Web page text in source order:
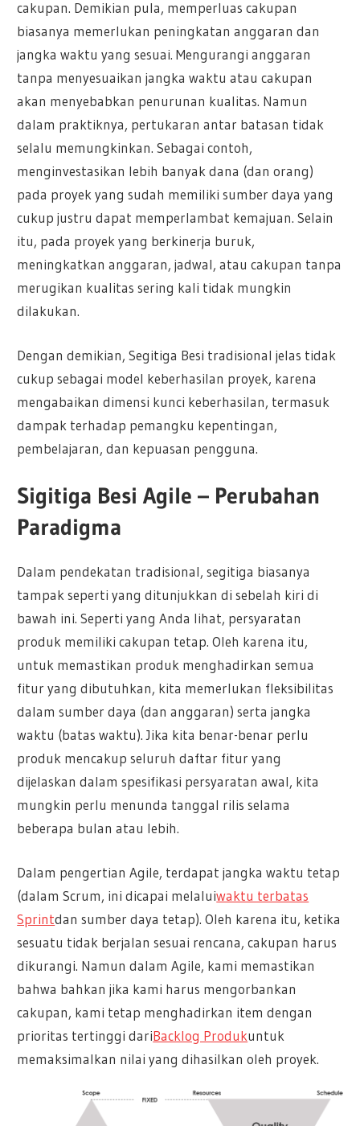
cakupan. Demikian pula, memperluas cakupan
biasanya memerlukan peningkatan anggaran dan
jangka waktu yang sesuai. Mengurangi anggaran
tanpa menyesuaikan jangka waktu atau cakupan
akan menyebabkan penurunan kualitas. Namun
dalam praktiknya, pertukaran antar batasan tidak
selalu memungkinkan. Sebagai contoh,
menginvestasikan lebih banyak dana (dan orang)
pada proyek yang sudah memiliki sumber daya yang
cukup justru dapat memperlambat kemajuan. Selain
itu, pada proyek yang berkinerja buruk,
meningkatkan anggaran, jadwal, atau cakupan tanpa
merugikan kualitas sering kali tidak mungkin
dilakukan.
Dengan demikian, Segitiga Besi tradisional jelas tidak
cukup sebagai model keberhasilan proyek, karena
mengabaikan dimensi kunci keberhasilan, termasuk
dampak terhadap pemangku kepentingan,
pembelajaran, dan kepuasan pengguna.
Sigitiga Besi Agile – Perubahan
Paradigma
Dalam pendekatan tradisional, segitiga biasanya
tampak seperti yang ditunjukkan di sebelah kiri di
bawah ini. Seperti yang Anda lihat, persyaratan
produk memiliki cakupan tetap. Oleh karena itu,
untuk memastikan produk menghadirkan semua
fitur yang dibutuhkan, kita memerlukan fleksibilitas
dalam sumber daya (dan anggaran) serta jangka
waktu (batas waktu). Jika kita benar-benar perlu
produk mencakup seluruh daftar fitur yang
dijelaskan dalam spesifikasi persyaratan awal, kita
mungkin perlu menunda tanggal rilis selama
beberapa bulan atau lebih.
Dalam pengertian Agile, terdapat jangka waktu tetap
(dalam Scrum, ini dicapai melaluiwaktu terbatas
Sprintdan sumber daya tetap). Oleh karena itu, ketika
sesuatu tidak berjalan sesuai rencana, cakupan harus
dikurangi. Namun dalam Agile, kami memastikan
bahwa bahkan jika kami harus mengorbankan
cakupan, kami tetap menghadirkan item dengan
prioritas tertinggi dariBacklog Produkuntuk
memaksimalkan nilai yang dihasilkan oleh proyek.